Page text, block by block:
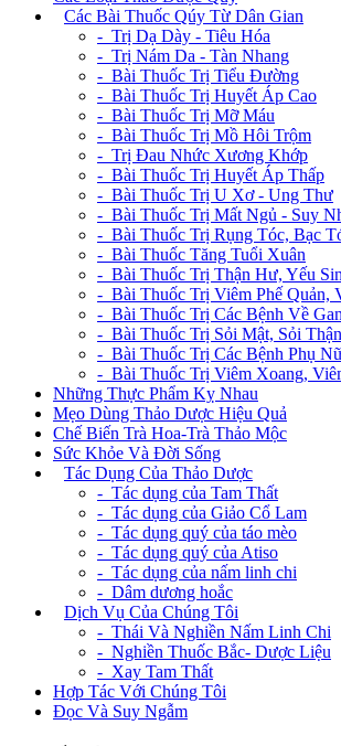
Các Bài Thuốc Qúy Từ Dân Gian
- Trị Dạ Dày - Tiêu Hóa
- Trị Nám Da - Tàn Nhang
- Bài Thuốc Trị Tiểu Đường
- Bài Thuốc Trị Huyết Áp Cao
- Bài Thuốc Trị Mỡ Máu
- Bài Thuốc Trị Mồ Hôi Trộm
- Trị Đau Nhức Xương Khớp
- Bài Thuốc Trị Huyết Áp Thấp
- Bài Thuốc Trị U Xơ - Ung Thư
- Bài Thuốc Trị Mất Ngủ - Suy
- Bài Thuốc Trị Rụng Tóc, Bạc
- Bài Thuốc Tăng Tuổi Xuân
- Bài Thuốc Trị Thận Hư, Yếu
- Bài Thuốc Trị Viêm Phế Quản,
- Bài Thuốc Trị Các Bệnh Về Gan
- Bài Thuốc Trị Sỏi Mật, Sỏi
- Bài Thuốc Trị Các Bệnh Phụ
- Bài Thuốc Trị Viêm Xoang,
Những Thực Phẩm Kỵ Nhau
Mẹo Dùng Thảo Dược Hiệu Quả
Chế Biến Trà Hoa-Trà Thảo Mộc
Sức Khỏe Và Đời Sống
Tác Dụng Của Thảo Dược
- Tác dụng của Tam Thất
- Tác dụng của Giảo Cổ Lam
- Tác dụng quý của táo mèo
- Tác dụng quý của Atiso
- Tác dụng của nấm linh chi
- Dâm dương hoắc
Dịch Vụ Của Chúng Tôi
- Thái Và Nghiền Nấm Linh Chi
- Nghiền Thuốc Bắc- Dược Liệu
- Xay Tam Thất
Hợp Tác Với Chúng Tôi
Đọc Và Suy Ngẫm